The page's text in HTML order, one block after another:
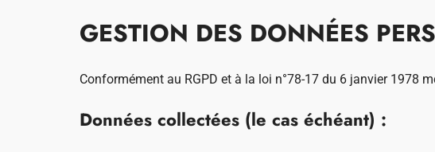
GESTION DES DONNÉES
Conformément au RGPD et à la loi n°78-17 du 6 janvier 1978
Données collectées (le cas échéant) :